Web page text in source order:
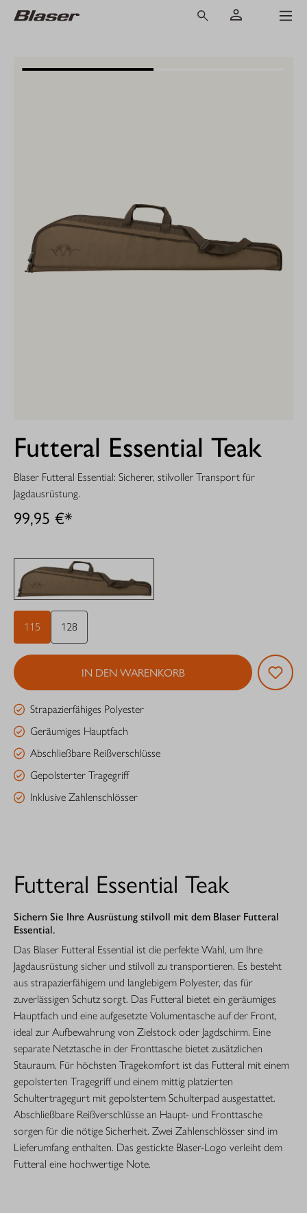
Futteral Essential Teak
Blaser Futteral Essential: Sicherer, stilvoller Transport für
Jagdausrüstung.
99,95 €*
115 128
IN DEN WARENKORB
Strapazierfähiges Polyester
Geräumiges Hauptfach
Abschließbare Reißverschlüsse
Gepolsterter Tragegriff
Inklusive Zahlenschlösser
Futteral Essential Teak
Sichern Sie Ihre Ausrüstung stilvoll mit dem Blaser Futteral
Essential.
Das Blaser Futteral Essential ist die perfekte Wahl, um Ihre
Jagdausrüstung sicher und stilvoll zu transportieren. Es besteht
aus strapazierfähigem und langlebigem Polyester, das für
zuverlässigen Schutz sorgt. Das Futteral bietet ein geräumiges
Hauptfach und eine aufgesetzte Volumentasche auf der Front,
ideal zur Aufbewahrung von Zielstock oder Jagdschirm. Eine
separate Netztasche in der Fronttasche bietet zusätzlichen
Stauraum. Für höchsten Tragekomfort ist das Futteral mit einem
gepolsterten Tragegriff und einem mittig platzierten
Schultertragegurt mit gepolstertem Schulterpad ausgestattet.
Abschließbare Reißverschlüsse an Haupt- und Fronttasche
sorgen für die nötige Sicherheit. Zwei Zahlenschlösser sind im
Lieferumfang enthalten. Das gestickte Blaser-Logo verleiht dem
Futteral eine hochwertige Note.